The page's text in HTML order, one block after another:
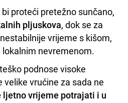
proteći pretežno sunčano,
pljuskova, dok se za
vrijeme s kišom,
nevremenom.
podnose visoke
vrućine za sada ne
ljetno vrijeme potrajati i u